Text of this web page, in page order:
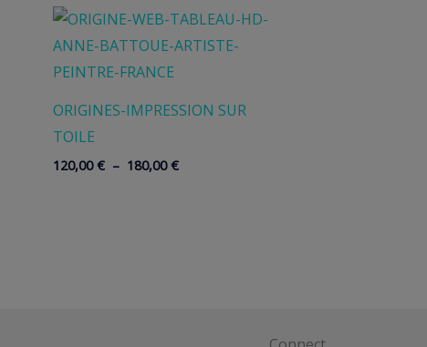
ORIGINES-IMPRESSION SUR
TOILE
120,00€ – 180,00€Plage